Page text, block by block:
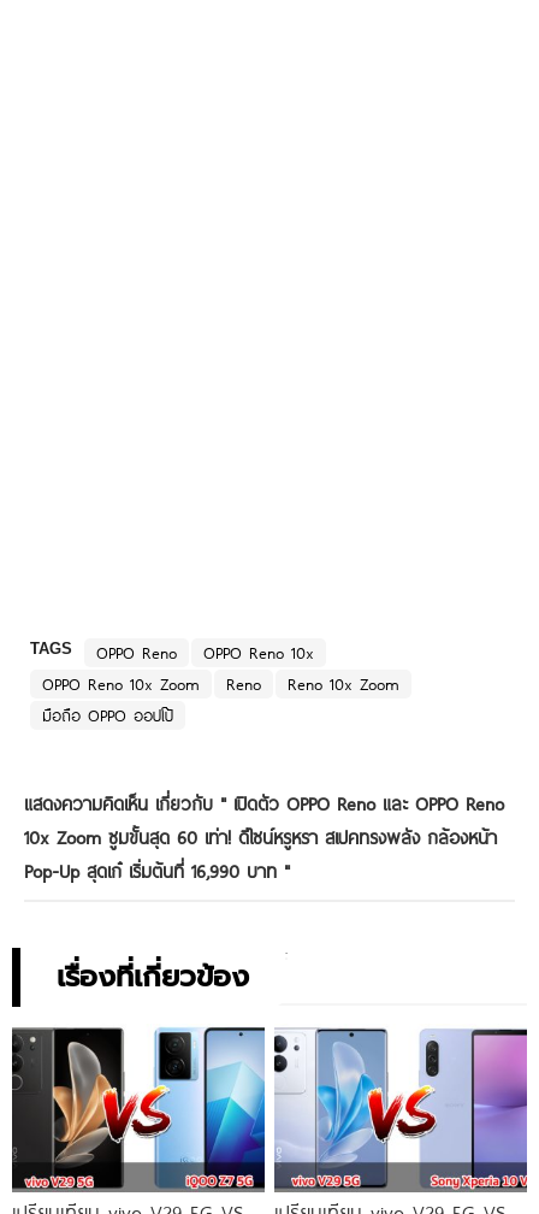
TAGS OPPO Reno
OPPO Reno 10x
OPPO Reno 10x Zoom
Reno
Reno 10x Zoom
มือถือ OPPO ออปโป้
แสดงความคิดเห็น เกี่ยวกับ " เปิดตัว OPPO Reno และ OPPO Reno
10x Zoom ซูมขั้นสุด 60 เท่า! ดีไซน์หรูหรา สเปคทรงพลัง กล้องหน้า
Pop-Up สุดเก๋ เริ่มต้นที่ 16,990 บาท "
เรื่องที่เกี่ยวข้อง